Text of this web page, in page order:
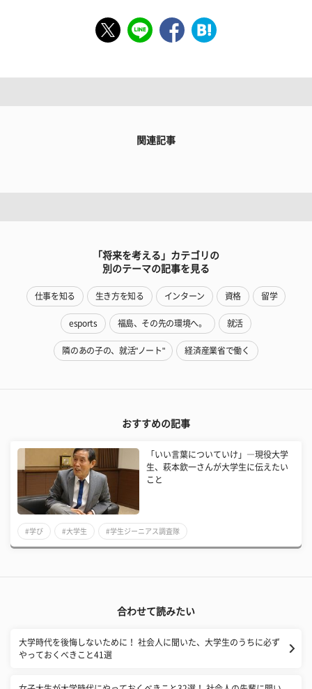
関連記事
「将来を考える」カテゴリの
別のテーマの記事を見る
仕事を知る 生き方を知る インターン 資格 留学
esports 福島、その先の環境へ。 就活
隣のあの子の、就活"ノート" 経済産業省で働く
おすすめの記事
「いい言葉についていけ」―現役大学
生、萩本欽一さんが大学生に伝えたい
こと
#学び #大学生 #学生ジーニアス調査隊
合わせて読みたい
大学時代を後悔しないために！ 社会人に聞いた、大学生のうちに必ず
やっておくべきこと41選